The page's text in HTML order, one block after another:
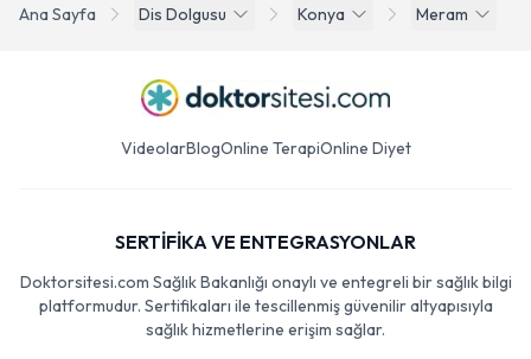
Ana Sayfa Dis Dolgusu Konya Meram
VideolarBlogOnline TerapiOnline Diyet
SERTİFİKA VE ENTEGRASYONLAR
Doktorsitesi.com Sağlık Bakanlığı onaylı ve entegreli bir sağlık bilgi
platformudur. Sertifikaları ile tescillenmiş güvenilir altyapısıyla
sağlık hizmetlerine erişim sağlar.